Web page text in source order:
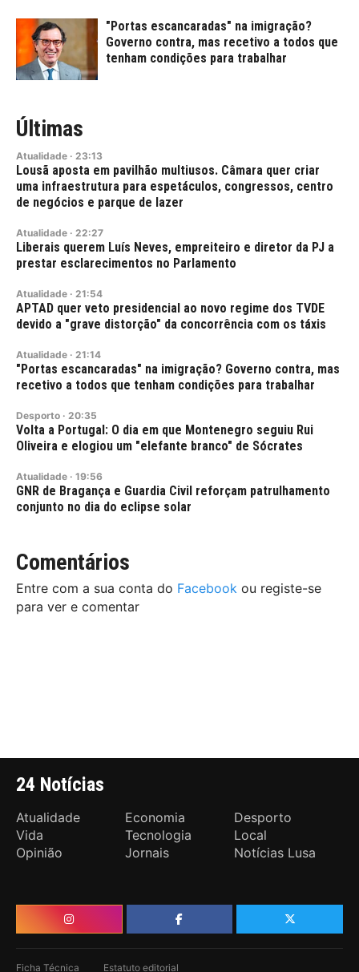
"Portas escancaradas" na imigração?
Governo contra, mas recetivo a todos que
tenham condições para trabalhar
Últimas
Atualidade · 23:13
Lousã aposta em pavilhão multiusos. Câmara quer criar
uma infraestrutura para espetáculos, congressos, centro
de negócios e parque de lazer
Atualidade · 22:27
Liberais querem Luís Neves, empreiteiro e diretor da PJ a
prestar esclarecimentos no Parlamento
Atualidade · 21:54
APTAD quer veto presidencial ao novo regime dos TVDE
devido a "grave distorção" da concorrência com os táxis
Atualidade · 21:14
"Portas escancaradas" na imigração? Governo contra, mas
recetivo a todos que tenham condições para trabalhar
Desporto · 20:35
Volta a Portugal: O dia em que Montenegro seguiu Rui
Oliveira e elogiou um "elefante branco" de Sócrates
Atualidade · 19:56
GNR de Bragança e Guardia Civil reforçam patrulhamento
conjunto no dia do eclipse solar
Comentários
Entre com a sua conta do Facebook ou registe-se
para ver e comentar
24 Notícias
Atualidade Economia
Desporto
Vida
Tecnologia
Local
Opinião
Jornais Notícias Lusa
Ficha Técnica Estatuto editorial